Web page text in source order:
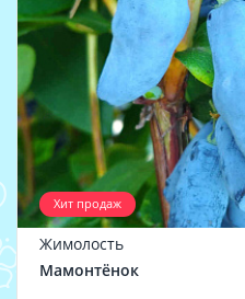
Хит продаж
Жимолость
Мамонтёнок